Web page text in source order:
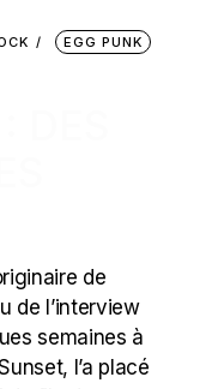
EGG PUNK
de
de l’interview
semaines à
l’a placé